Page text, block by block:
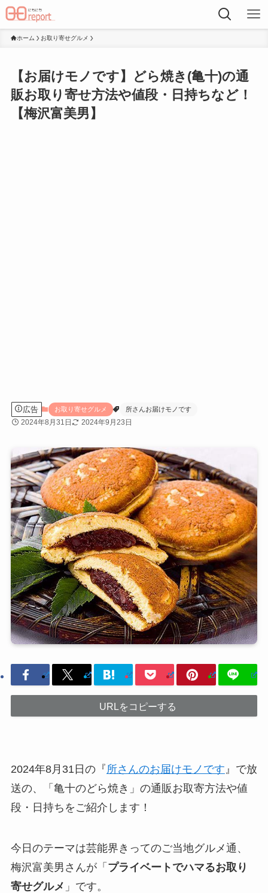
ホーム お取り寄せグルメ
【お届けモノです】どら焼き(亀十)の通
販お取り寄せ方法や値段・日持ちなど！
【梅沢富美男】
広告 お取り寄せグルメ 所さんお届けモノです
2024年8月31日 2024年9月23日
URLをコピーする
2024年8月31日の『 所さんのお届けモノです 』で放
送の、「亀十のどら焼き」の通販お取寄方法や値
段・日持ちをご紹介します！
今日のテーマは芸能界きってのご当地グルメ通、
梅沢富美男さんが「 プライベートでハマるお取り
寄せグルメ 」です。